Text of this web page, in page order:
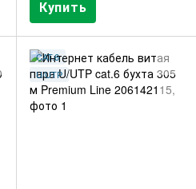
Купить
CAT.6
U/UTP